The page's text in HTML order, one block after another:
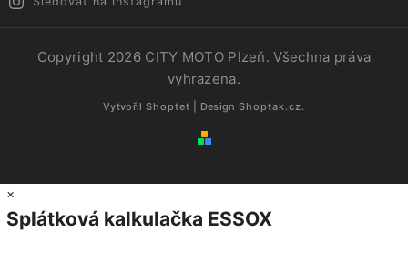
Copyright 2026 CITY MOTO Plzeň. Všechna práva
vyhrazena.
Vytvořil Shoptet | Design Shoptak.cz.
×
Splátková kalkulačka ESSOX